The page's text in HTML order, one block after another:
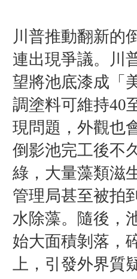
川普推動翻新的
連出現爭議。川
望將池底漆成「
調塗料可維持40
現問題，外觀也
倒影池完工後不
綠，大量藻類滋
管理局甚至被拍
水除藻。隨後，
始大面積剝落，
上，引發外界質